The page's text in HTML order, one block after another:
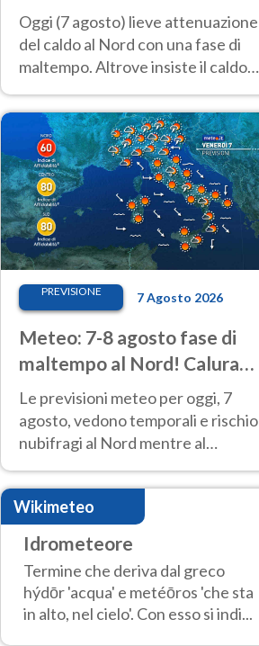
nubifragi. Altrove caldo
estremo
Oggi (7 agosto) lieve attenuazione
del caldo al Nord con una fase di
maltempo. Altrove insiste il caldo
previsioni
PREVISIONE 7 Agosto 2026
Meteo: 7-8 agosto fase di
maltempo al Nord! Calura
fino a Ferragosto
Le previsioni meteo per oggi, 7
agosto, vedono temporali e rischio
nubifragi al Nord mentre al
Centro-Sud sole e caldo sempre
molto intenso.
Wikimeteo
Idrometeore
Termine che deriva dal greco
hýdōr 'acqua' e metéōros 'che sta
in alto, nel cielo'. Con esso si indi...